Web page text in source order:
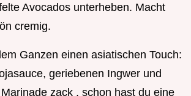
Avocados unterheben. Macht
cremig.
Ganzen einen asiatischen Touch:
geriebenen Ingwer und
zack , schon hast du eine